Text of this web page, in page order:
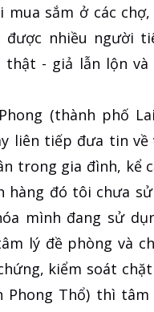
sắm ở các
nhiều người
- giả lẫn lộn và
(thành phố
liên tiếp đưa tin về
trong gia đình, kể
hàng đó tôi chưa
mình đang sử
lý đề phòng và
kiểm soát chặt
Phong Thổ) thì